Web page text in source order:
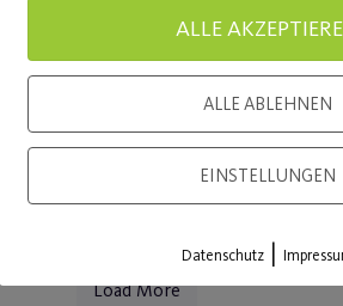
möglich.
Load More
ALLE
ALLE ABLEHNEN
EINSTELLUNGEN
Datenschutz |